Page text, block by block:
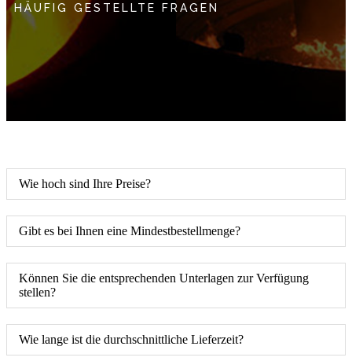
HÄUFIG GESTELLTE FRAGEN
Wie hoch sind Ihre Preise?
Gibt es bei Ihnen eine Mindestbestellmenge?
Können Sie die entsprechenden Unterlagen zur Verfügung
stellen?
Wie lange ist die durchschnittliche Lieferzeit?